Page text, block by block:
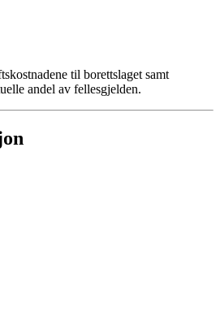
til borettslaget samt
andel av fellesgjelden.